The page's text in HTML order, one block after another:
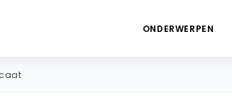
ONDERWERPEN